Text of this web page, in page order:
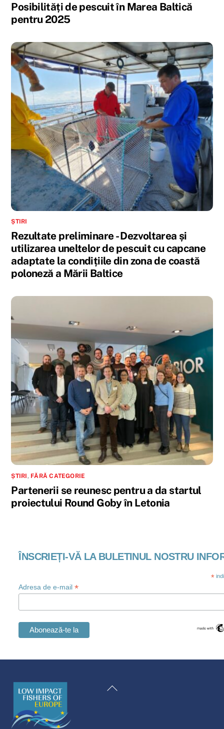
Posibilități de pescuit în Marea Baltică
pentru 2025
ȘTIRI
Rezultate preliminare - Dezvoltarea și
utilizarea uneltelor de pescuit cu capcane
adaptate la condițiile din zona de coastă
poloneză a Mării Baltice
ȘTIRI, FĂRĂ CATEGORIE
Partenerii se reunesc pentru a da startul
proiectului Round Goby în Letonia
ÎNSCRIEȚI-VĂ LA BULETINUL NOSTRU
*
Adresa de e-mail*
Înapoi
Swedish